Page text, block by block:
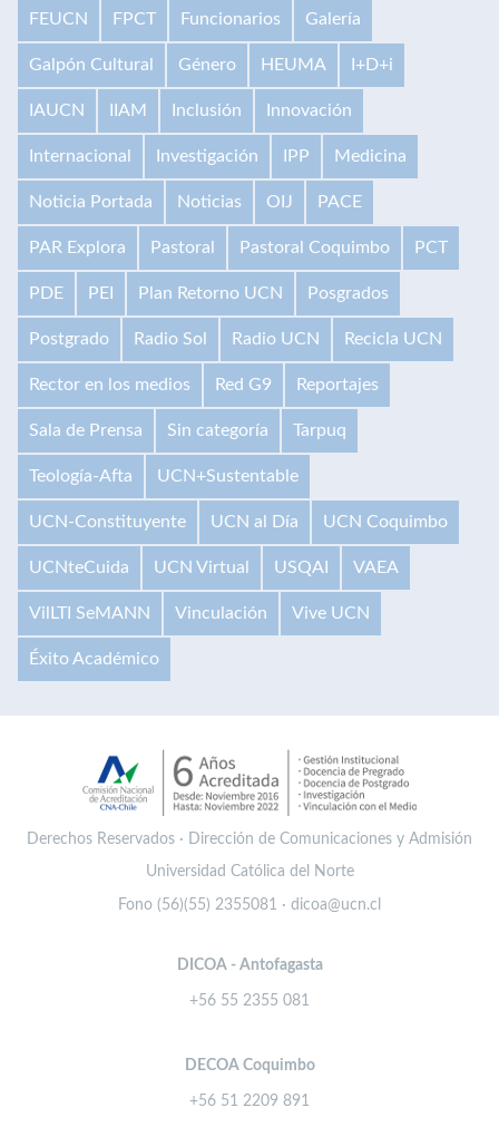
FEUCN FPCT Funcionarios Galería
Galpón Cultural Género HEUMA I+D+i
IAUCN IIAM Inclusión Innovación
Internacional Investigación IPP Medicina
Noticia Portada Noticias OIJ PACE
PAR Explora Pastoral Pastoral Coquimbo PCT
PDE PEI Plan Retorno UCN Posgrados
Postgrado Radio Sol Radio UCN Recicla UCN
Rector en los medios Red G9 Reportajes
Sala de Prensa Sin categoría Tarpuq
Teología-Afta UCN+Sustentable
UCN-Constituyente UCN al Día UCN Coquimbo
UCNteCuida UCN Virtual USQAI VAEA
VilLTI SeMANN Vinculación Vive UCN
Éxito Académico
Derechos Reservados · Dirección de Comunicaciones y Admisión
Universidad Católica del Norte
Fono (56)(55) 2355081 · dicoa@ucn.cl
DICOA - Antofagasta
+56 55 2355 081
DECOA Coquimbo
+56 51 2209 891